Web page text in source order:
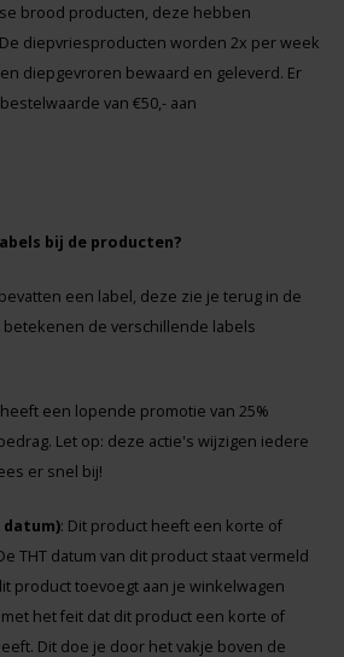
brood producten, deze hebben
diepvriesproducten worden 2x per week
diepgevroren bewaard en geleverd. Er
van €50,- aan
bij de producten?
een label, deze zie je terug in de
de verschillende labels
een lopende promotie van 25%
Let op: deze actie's wijzigen iedere
er snel bij!
datum): Dit product heeft een korte of
THT datum van dit product staat vermeld
product toevoegt aan je winkelwagen
het feit dat dit product een korte of
Dit doe je door het vakje boven de